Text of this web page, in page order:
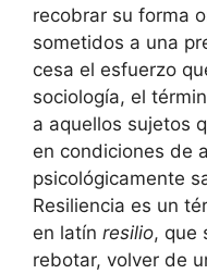
recobrar su forma
sometidos a una
cesa el esfuerzo
sociología, el
a aquellos sujetos
en condiciones de
psicológicamente
Resiliencia es un
en latín resilio, que
rebotar, volver de